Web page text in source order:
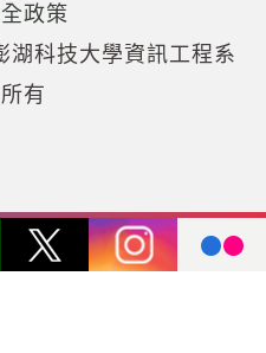
政策
科技大學資訊工程系
有
Line X Instagram